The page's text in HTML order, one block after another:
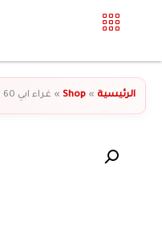
الرئيسية »
Shop
» غراء ابي 60 جرام مادن